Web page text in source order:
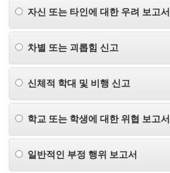
자신 또는 타인에 대한 우려 보고서
차별 또는 괴롭힘 신고
신체적 학대 및 비행 신고
학교 또는 학생에 대한 위협 보고서
일반적인 부정 행위 보고서